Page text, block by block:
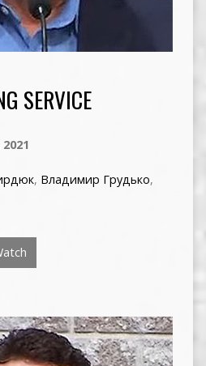
SERVICE
, Владимир Грудько,